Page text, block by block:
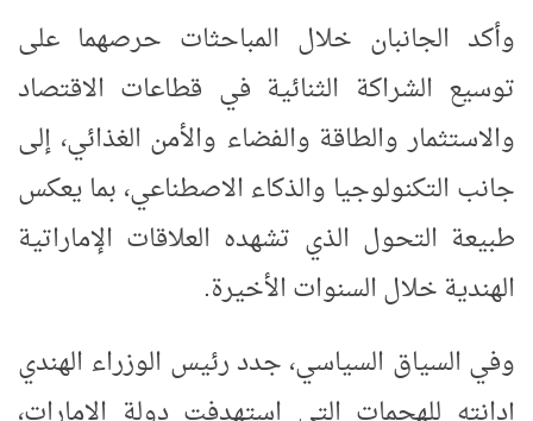
وأكد الجانبان خلال المباحثات حرصهما على
توسيع الشراكة الثنائية في قطاعات الاقتصاد
والاستثمار والطاقة والفضاء والأمن الغذائي، إلى
جانب التكنولوجيا والذكاء الاصطناعي، بما يعكس
طبيعة التحول الذي تشهده العلاقات الإماراتية
الهندية خلال السنوات الأخيرة.
وفي السياق السياسي، جدد رئيس الوزراء الهندي